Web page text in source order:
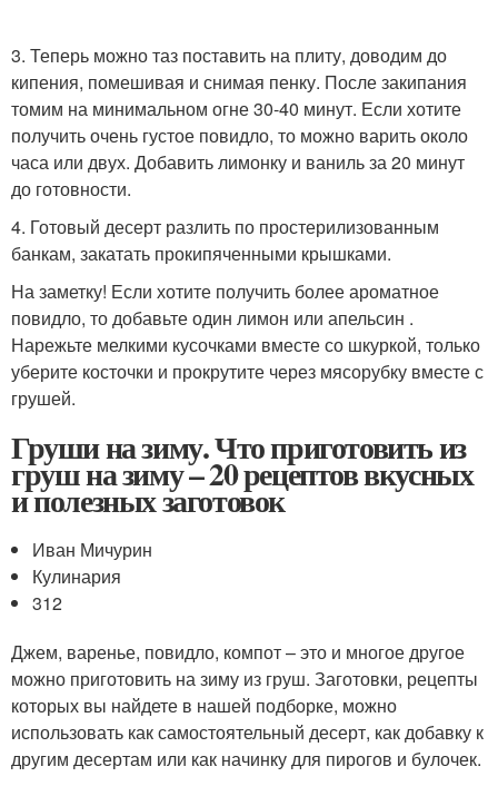
3. Теперь можно таз поставить на плиту, доводим до
кипения, помешивая и снимая пенку. После закипания
томим на минимальном огне 30-40 минут. Если хотите
получить очень густое повидло, то можно варить около
часа или двух. Добавить лимонку и ваниль за 20 минут
до готовности.
4. Готовый десерт разлить по простерилизованным
банкам, закатать прокипяченными крышками.
На заметку! Если хотите получить более ароматное
повидло, то добавьте один лимон или апельсин .
Нарежьте мелкими кусочками вместе со шкуркой, только
уберите косточки и прокрутите через мясорубку вместе с
грушей.
Груши на зиму. Что приготовить из
груш на зиму – 20 рецептов вкусных
и полезных заготовок
Иван Мичурин
Кулинария
312
Джем, варенье, повидло, компот – это и многое другое
можно приготовить на зиму из груш. Заготовки, рецепты
которых вы найдете в нашей подборке, можно
использовать как самостоятельный десерт, как добавку к
другим десертам или как начинку для пирогов и булочек.